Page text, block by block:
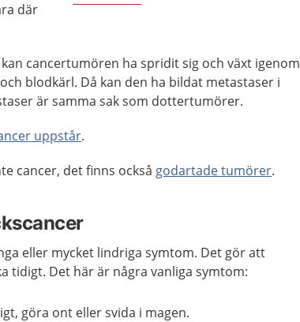
där
cancertumören ha spridit sig och växt igenom
blodkärl. Då kan den ha bildat metastaser i
är samma sak som dottertumörer.
uppstår.
cancer, det finns också godartade tumörer.
eller mycket lindriga symtom. Det gör att
tidigt. Det här är några vanliga symtom:
göra ont eller svida i magen.